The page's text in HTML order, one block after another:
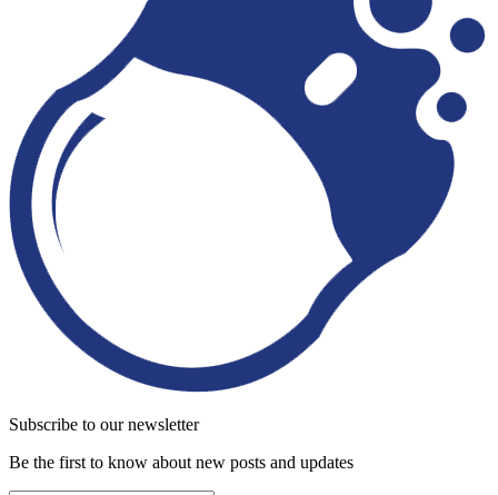
Subscribe to our newsletter
Be the first to know about new posts and updates